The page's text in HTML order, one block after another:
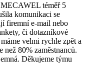
téměř 5
komunikaci se
firemní e-mail nebo
či dotazníkové
velmi rychle zpět a
než 80% zaměstnanců.
Děkujeme týmu